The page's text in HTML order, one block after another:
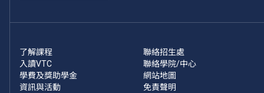
了解課程
入讀VTC
學費及獎助學金
資訊與活動
聯絡招生處
聯絡學院/中心
網站地圖
免責聲明